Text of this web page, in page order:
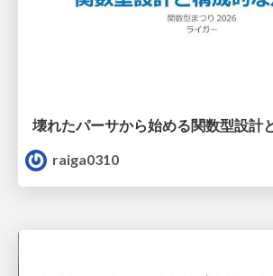
raiga0310